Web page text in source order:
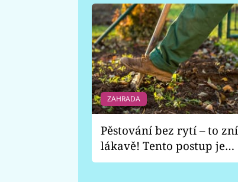
ZAHRADA
Pěstování bez rytí – to zní
lákavě! Tento postup je
vhodný jen pro některé